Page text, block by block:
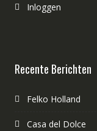
Inloggen
Recente Berichten
Felko Holland
Casa del Dolce